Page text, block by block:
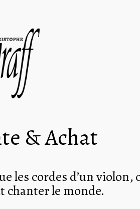
& Achat
les cordes d’un violon,
chanter le monde.